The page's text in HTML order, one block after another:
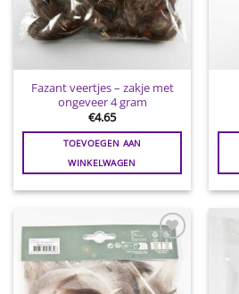
Fazant veertjes – zakje met
ongeveer 4 gram
€4.65
TOEVOEGEN AAN
WINKELWAGEN
Toevoegen
aan
wenslijst